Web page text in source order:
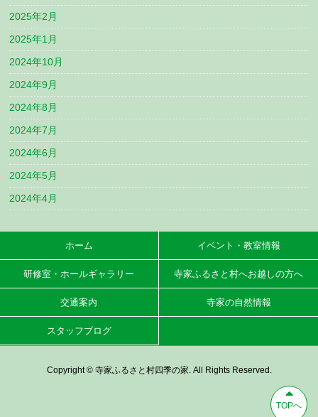
2025年2月
2025年1月
2024年10月
2024年9月
2024年8月
2024年7月
2024年6月
2024年5月
2024年4月
TOPへ
ホーム イベント・教室情報
研修室・ホールギャラリー 寺家ふるさと村へお越しの方へ
交通案内 寺家の自然情報
スタッフブログ
Copyright © 寺家ふるさと村四季の家. All Rights Reserved.